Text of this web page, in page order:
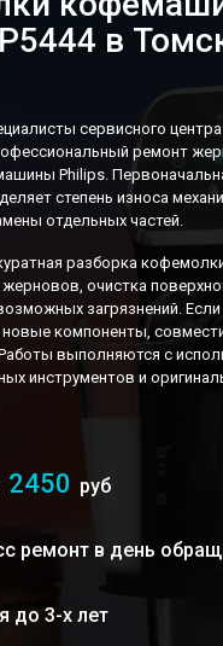
в
сервисного центра
ремонт
Philips.
степень износа
отдельных частей.
разборка
жерновов, очистка
загрязнений. Если
новые компоненты,
выполняются с
инструментов и
2450 руб
ремонт в день
до 3-х лет